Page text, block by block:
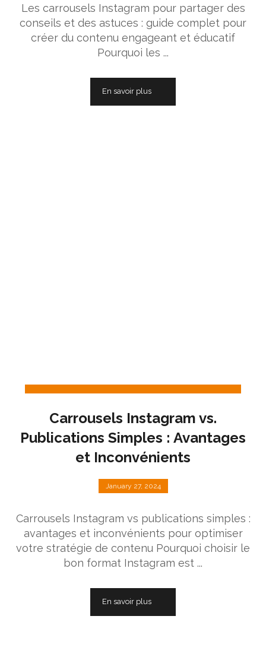
Les carrousels Instagram pour partager des
conseils et des astuces : guide complet pour
créer du contenu engageant et éducatif
Pourquoi les ...
En savoir plus
Carrousels Instagram vs.
Publications Simples : Avantages
et Inconvénients
January 27, 2024
Carrousels Instagram vs publications simples :
avantages et inconvénients pour optimiser
votre stratégie de contenu Pourquoi choisir le
bon format Instagram est ...
En savoir plus